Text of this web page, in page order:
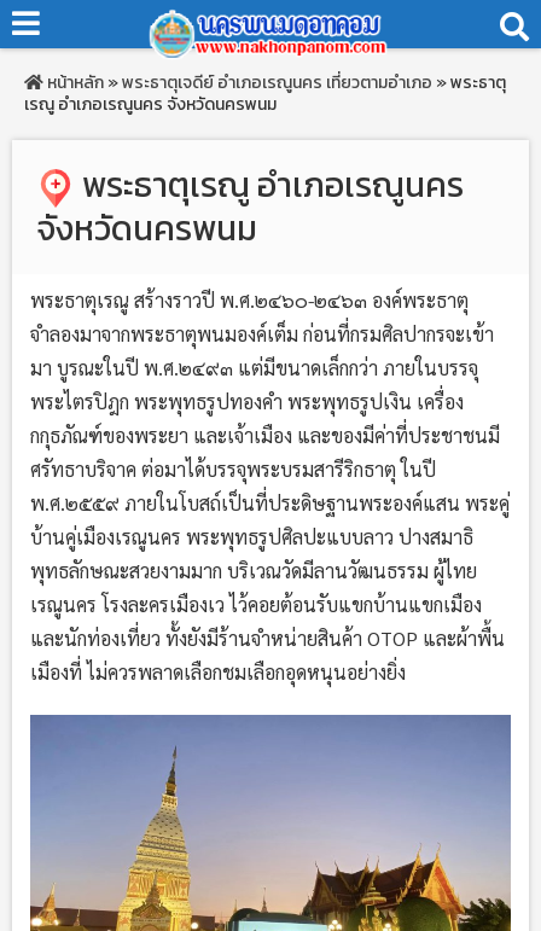
หน้าหลัก»พระธาตุเจดีย์อำเภอเรณูนคร เที่ยวตามอำเภอ »พระธาตุ
เรณู อำเภอเรณูนคร จังหวัดนครพนม
พระธาตุเรณู อำเภอเรณูนคร
จังหวัดนครพนม
พระธาตุเรณู สร้างราวปี พ.ศ.๒๔๖๐-๒๔๖๓ องค์พระธาตุ
จำลองมาจากพระธาตุพนมองค์เต็ม ก่อนที่กรมศิลปากรจะเข้า
มา บูรณะในปี พ.ศ.๒๔๙๓ แต่มีขนาดเล็กกว่า ภายในบรรจุ
พระไตรปิฎก พระพุทธรูปทองคำ พระพุทธรูปเงิน เครื่อง
กกุธภัณฑ์ของพระยา และเจ้าเมือง และของมีค่าที่ประชาชนมี
ศรัทธาบริจาค ต่อมาได้บรรจุพระบรมสารีริกธาตุ ในปี
พ.ศ.๒๕๕๙ ภายในโบสถ์เป็นที่ประดิษฐานพระองค์แสน พระคู่
บ้านคู่เมืองเรณูนคร พระพุทธรูปศิลปะแบบลาว ปางสมาธิ
พุทธลักษณะสวยงามมาก บริเวณวัดมีลานวัฒนธรรม ผู้ไทย
เรณูนคร โรงละครเมืองเว ไว้คอยต้อนรับแขกบ้านแขกเมือง
และนักท่องเที่ยว ทั้งยังมีร้านจำหน่ายสินค้า OTOP และผ้าพื้น
เมืองที่ ไม่ควรพลาดเลือกชมเลือกอุดหนุนอย่างยิ่ง